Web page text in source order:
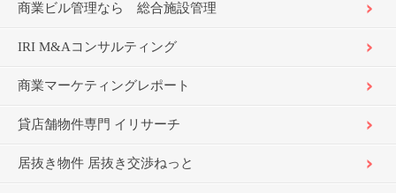
商業ビル管理なら 総合施設管理
IRI M&Aコンサルティング
商業マーケティングレポート
貸店舗物件専門 イリサーチ
居抜き物件 居抜き交渉ねっと